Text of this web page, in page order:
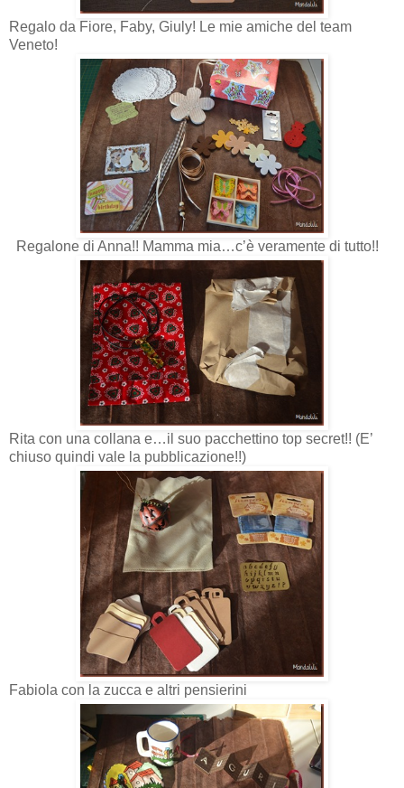
Regalo da Fiore, Faby, Giuly! Le mie amiche del team
Veneto!
Regalone di Anna!! Mamma mia…c’è veramente di tutto!!
Rita con una collana e…il suo pacchettino top secret!! (E’
chiuso quindi vale la pubblicazione!!)
Fabiola con la zucca e altri pensierini